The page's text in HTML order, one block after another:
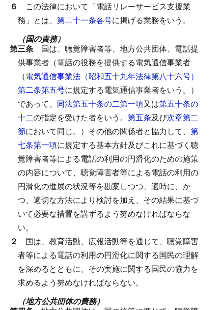
６ この法律において「電話リレーサービス支援業
務」とは、 第二十一条各号に掲げる業務をいう。
（国の責務）
第三条 国は、聴覚障害者等、地方公共団体、電話提
供事業者（電話の役務を提供する電気通信事業者
（電気通信事業法（昭和五十九年法律第八十六号）
第二条第五号に規定する電気通信事業者をいう。）
であって、 同法第五十条の二第一項又は第五十条の
十二の指定を受けた者をいう。 第五条及び次章第二
節において同じ。）その他の関係者と協力して、 第
七条第一項に規定する基本方針及びこれに基づく聴
覚障害者等による電話の利用の円滑化のための施策
の内容について、聴覚障害者等による電話の利用の
円滑化の進展の状況等を勘案しつつ、適時に、か
つ、適切な方法により検討を加え、その結果に基づ
いて必要な措置を講ずるよう努めなければならな
い。
２ 国は、教育活動、広報活動等を通じて、聴覚障害
者等による電話の利用の円滑化に関する国民の理解
を深めるとともに、その実施に関する国民の協力を
求めるよう努めなければならない。
（地方公共団体の責務）